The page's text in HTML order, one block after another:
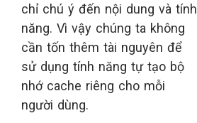
chỉ chú ý đến nội dung và tính
năng. Vì vậy chúng ta không
cần tốn thêm tài nguyên để
sử dụng tính năng tự tạo bộ
nhớ cache riêng cho mỗi
người dùng.